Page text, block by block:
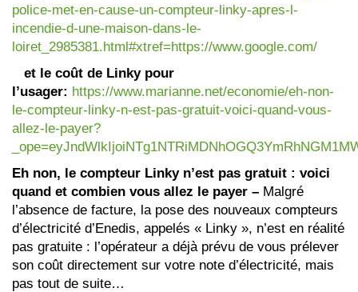
police-met-en-cause-un-compteur-linky-apres-l-
incendie-d-une-maison-dans-le-
loiret_2985381.html#xtref=https://www.google.com/
et le coût de Linky pour
l’usager: https://www.marianne.net/economie/eh-non-
le-compteur-linky-n-est-pas-gratuit-voici-quand-vous-
allez-le-payer?
Eh non, le compteur Linky n’est pas gratuit : voici
quand et combien vous allez le payer – Malgré
l’absence de facture, la pose des nouveaux compteurs
d’électricité d’Enedis, appelés « Linky », n’est en réalité
pas gratuite : l’opérateur a déjà prévu de vous prélever
son coût directement sur votre note d’électricité, mais
pas tout de suite…